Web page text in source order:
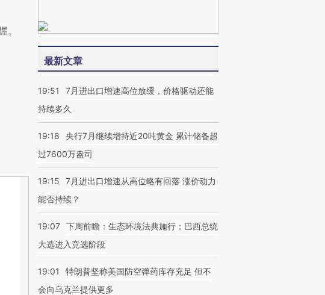
。
最新文章
19:51
7月进出口增速高位放缓，价格驱动还能
持续多久
19:18
央行7月继续增持近20吨黄金 累计储备超
过7600万盎司
19:15
7月进出口增速从高位略有回落 涨价动力
能否持续？
19:07 下周前瞻：生态环境法典施行；巴西总统
大选进入竞选阶段
19:01
特朗普坚称美国防空弹药库存充足 但不
会向乌克兰提供更多